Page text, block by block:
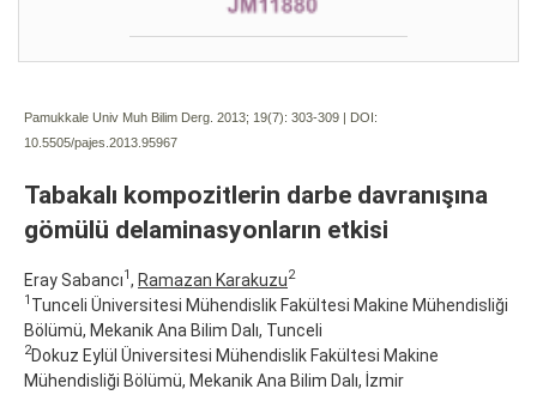
Pamukkale Univ Muh Bilim Derg. 2013; 19(7): 303-309 | DOI:
10.5505/pajes.2013.95967
Tabakalı kompozitlerin darbe davranışına
gömülü delaminasyonların etkisi
Eray Sabancı1 , Ramazan Karakuzu2
1 Tunceli Üniversitesi Mühendislik Fakültesi Makine Mühendisliği
Bölümü, Mekanik Ana Bilim Dalı, Tunceli
2Dokuz Eylül Üniversitesi Mühendislik Fakültesi Makine
Mühendisliği Bölümü, Mekanik Ana Bilim Dalı, İzmir